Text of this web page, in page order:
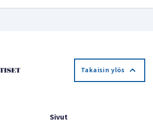
Takaisin ylös
Sivut